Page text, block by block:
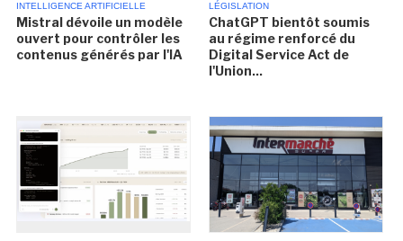
INTELLIGENCE ARTIFICIELLE
Mistral dévoile un modèle
ouvert pour contrôler les
contenus générés par l'IA
LÉGISLATION
ChatGPT bientôt soumis
au régime renforcé du
Digital Service Act de
l'Union...